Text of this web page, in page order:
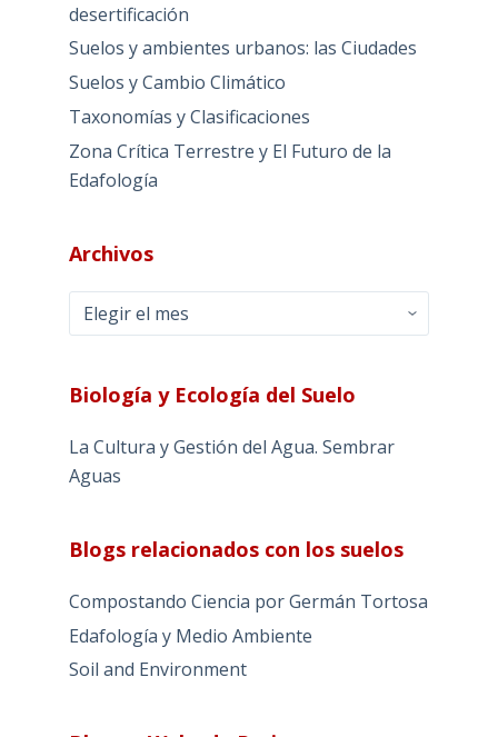
desertificación
Suelos y ambientes urbanos: las Ciudades
Suelos y Cambio Climático
Taxonomías y Clasificaciones
Zona Crítica Terrestre y El Futuro de la
Edafología
Archivos
Archivos
Biología y Ecología del Suelo
La Cultura y Gestión del Agua. Sembrar
Aguas
Blogs relacionados con los suelos
Compostando Ciencia por Germán Tortosa
Edafología y Medio Ambiente
Soil and Environment